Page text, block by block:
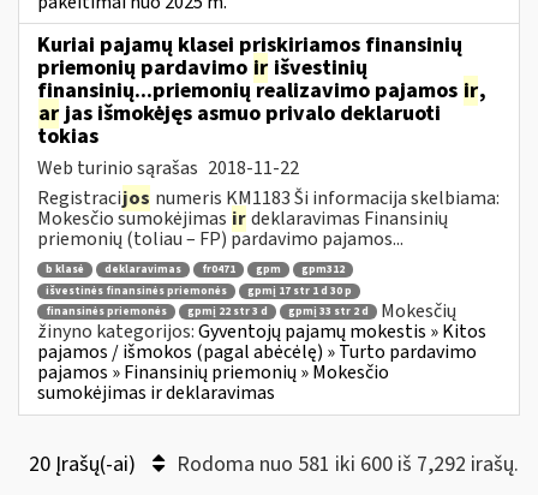
Kuriai pajamų klasei priskiriamos finansinių
priemonių pardavimo ir išvestinių
finansinių...priemonių realizavimo pajamos ir,
arjas išmokėjęs asmuo privalo deklaruoti
tokias
Web turinio sąrašas 2018-11-22
Registracijos numeris KM1183 Ši informacija skelbiama:
Mokesčio sumokėjimas irdeklaravimas Finansinių
priemonių (toliau – FP) pardavimo pajamos...
b klasė deklaravimas fr0471 gpm
gpm312
išvestinės finansinės priemonės
gpmį 17 str 1 d 30 p
finansinės priemonės
gpmį 22 str 3 d gpmį 33 str 2 d
Mokesčių
žinyno kategorijos:Gyventojų pajamų mokestis » Kitos
pajamos / išmokos (pagal abėcėlę) » Turto pardavimo
pajamos » Finansinių priemonių » Mokesčio
sumokėjimas ir deklaravimas
20 Įrašų(-ai) Rodoma nuo 581 iki 600 iš 7,292 irašų.